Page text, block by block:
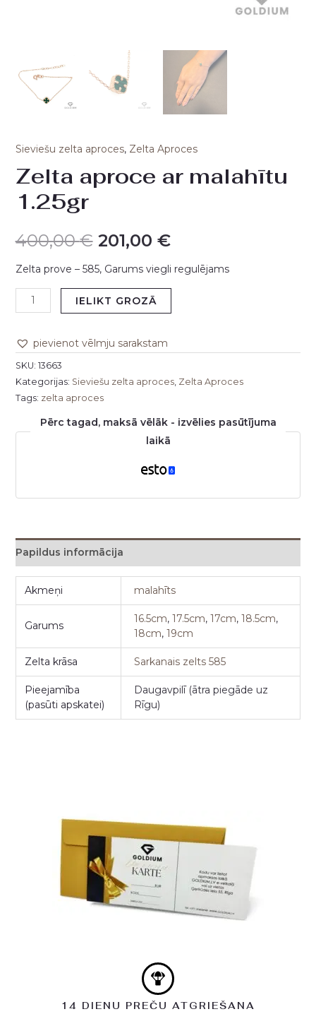
Sieviešu zelta aproces, Zelta Aproces
Zelta aproce ar malahītu
1.25gr
400,00€ 201,00 €
Zelta prove – 585, Garums viegli regulējams
IELIKT GROZĀ
pievienot vēlmju sarakstam
SKU: 13663
Kategorijas: Sieviešu zelta aproces, Zelta Aproces
Tags: zelta aproces
Pērc tagad, maksā vēlāk - izvēlies pasūtījuma
laikā
Papildus informācija
Akmeņi malahīts
Garums
16.5cm,17.5cm,17cm,18.5cm,
18cm,19cm
Zelta krāsa Sarkanais zelts 585
Pieejamība
(pasūti apskatei)
Daugavpilī (ātra piegāde uz
Rīgu)
14 DIENU PREČU ATGRIEŠANA